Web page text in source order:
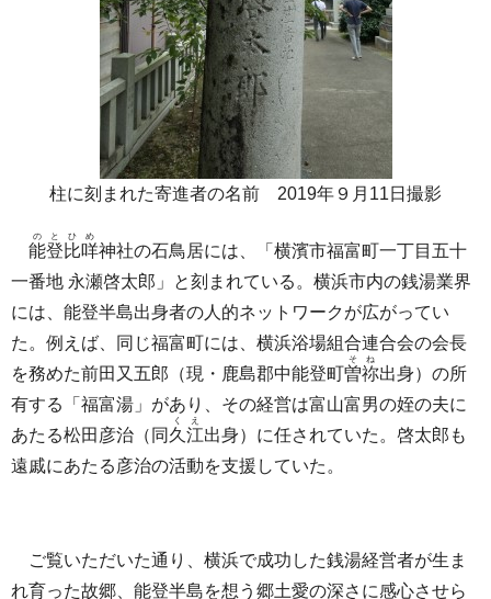
柱に刻まれた寄進者の名前 2019年９月11日撮影
能登比咩
のとひめ
神社の石鳥居には、「横濱市福富町一丁目五十
一番地 永瀬啓太郎」と刻まれている。横浜市内の銭湯業界
には、能登半島出身者の人的ネットワークが広がってい
た。例えば、同じ福富町には、横浜浴場組合連合会の会長
を務めた前田又五郎（現・鹿島郡中能登町曽祢
そね
出身）の所
有する「福富湯」があり、その経営は富山富男の姪の夫に
あたる松田彦治（同 久江
くえ
出身）に任されていた。啓太郎も
遠戚にあたる彦治の活動を支援していた。
ご覧いただいた通り、横浜で成功した銭湯経営者が生ま
れ育った故郷、能登半島を想う郷土愛の深さに感心させら